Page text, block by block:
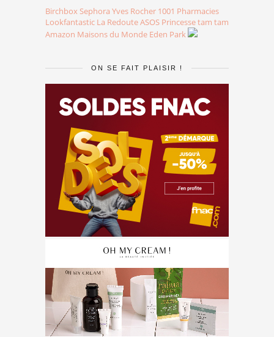
Birchbox Sephora Yves Rocher 1001 Pharmacies
Lookfantastic La RedouteASOS Princesse tam tam
Amazon Maisons du Monde Eden Park
ON SE FAIT PLAISIR !